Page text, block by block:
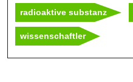
radioaktive substanz
wissenschaftler